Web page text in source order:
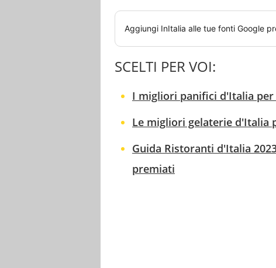
Aggiungi InItalia alle tue fonti Google
SCELTI PER VOI:
I migliori panifici d'Italia per
Le migliori gelaterie d'Italia
Guida Ristoranti d'Italia
premiati